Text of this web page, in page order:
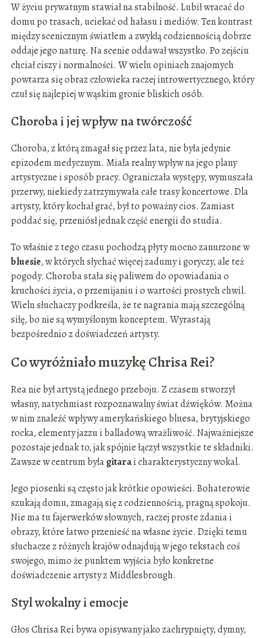
W życiu prywatnym stawiał na stabilność. Lubił wracać do
domu po trasach, uciekać od hałasu i mediów. Ten kontrast
między scenicznym światłem a zwykłą codziennością dobrze
oddaje jego naturę. Na scenie oddawał wszystko. Po zejściu
chciał ciszy i normalności. W wielu opiniach znajomych
powtarza się obraz człowieka raczej introwertycznego, który
czuł się najlepiej w wąskim gronie bliskich osób.
Choroba i jej wpływ na twórczość
Choroba, z którą zmagał się przez lata, nie była jedynie
epizodem medycznym. Miała realny wpływ na jego plany
artystyczne i sposób pracy. Ograniczała występy, wymuszała
przerwy, niekiedy zatrzymywała całe trasy koncertowe. Dla
artysty, który kochał grać, był to poważny cios. Zamiast
poddać się, przeniósł jednak część energii do studia.
To właśnie z tego czasu pochodzą płyty mocno zanurzone w
bluesie, w których słychać więcej zadumy i goryczy, ale też
pogody. Choroba stała się paliwem do opowiadania o
kruchości życia, o przemijaniu i o wartości prostych chwil.
Wielu słuchaczy podkreśla, że te nagrania mają szczególną
siłę, bo nie są wymyślonym konceptem. Wyrastają
bezpośrednio z doświadczeń artysty.
Co wyróżniało muzykę Chrisa Rei?
Rea nie był artystą jednego przeboju. Z czasem stworzył
własny, natychmiast rozpoznawalny świat dźwięków. Można
w nim znaleźć wpływy amerykańskiego bluesa, brytyjskiego
rocka, elementy jazzu i balladową wrażliwość. Najważniejsze
pozostaje jednak to, jak spójnie łączył wszystkie te składniki.
Zawsze w centrum byłagitarai charakterystyczny wokal.
Jego piosenki są często jak krótkie opowieści. Bohaterowie
szukają domu, zmagają się z codziennością, pragną spokoju.
Nie ma tu fajerwerków słownych, raczej proste zdania i
obrazy, które łatwo przenieść na własne życie. Dzięki temu
słuchacze z różnych krajów odnajdują w jego tekstach coś
swojego, mimo że punktem wyjścia było konkretne
doświadczenie artysty z Middlesbrough.
Styl wokalny i emocje
Głos Chrisa Rei bywa opisywany jako zachrypnięty, dymny,